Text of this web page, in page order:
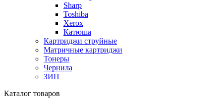
Sharp
Toshiba
Xerox
Катюша
Картриджи струйные
Матричные картриджи
Тонеры
Чернила
ЗИП
Каталог товаров